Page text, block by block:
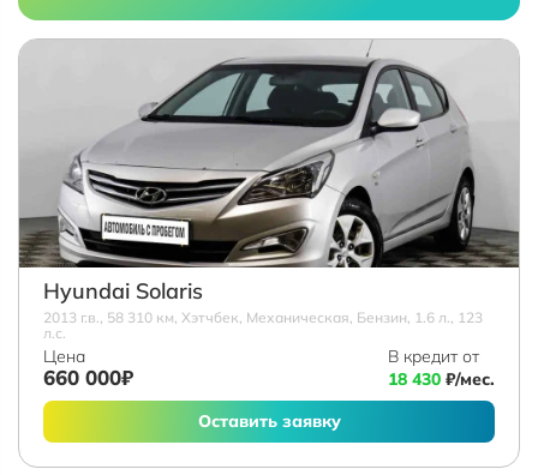
Hyundai Solaris
2013 г.в., 58 310 км, Хэтчбек, Механическая, Бензин, 1.6 л., 123
л.с.
Цена
660 000₽
В кредит от
18 430 ₽/мес.
Оставить заявку